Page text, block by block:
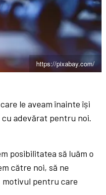
https://pixabay.com/
le aveam înainte își
adevărat pentru noi.
posibilitatea să luăm o
către noi, să ne
motivul pentru care